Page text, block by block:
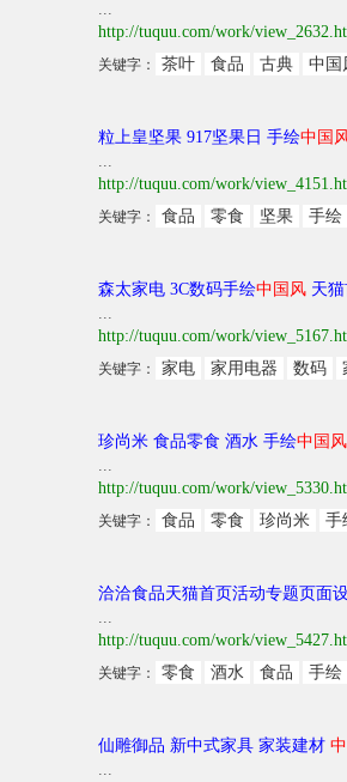
...
http://tuquu.com/work/
关键字：
茶叶 食品 古典 中国
粒上皇坚果 917坚果日 手绘中国
...
http://tuquu.com/work/
关键字：
食品 零食 坚果 手绘
森太家电 3C数码手绘中国风 天
...
http://tuquu.com/work/
关键字：
家电 家用电器 数码
珍尚米 食品零食 酒水 手绘中国风
...
http://tuquu.com/work/
关键字：
食品 零食 珍尚米 手
洽洽食品天猫首页活动专题页面
...
http://tuquu.com/work/
关键字：
零食 酒水 食品 手绘
仙雕御品 新中式家具 家装建材
...